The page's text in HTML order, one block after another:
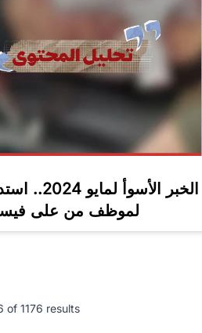
الخبر
لموظف من على
of 1176 results